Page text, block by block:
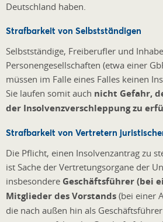
Deutschland haben.
Strafbarkeit von Selbstständigen
Selbstständige, Freiberufler und
Personengesellschaften (etwa einer
müssen im Falle eines Falles keinen
Sie laufen somit auch nicht Gefahr,
der Insolvenzverschleppung zu
Strafbarkeit von Vertretern
Die Pflicht, einen Insolvenzantrag zu
ist Sache der Vertretungsorgane der
insbesondere Geschäftsführer (bei
Mitglieder des Vorstands (bei einer
die nach außen hin als